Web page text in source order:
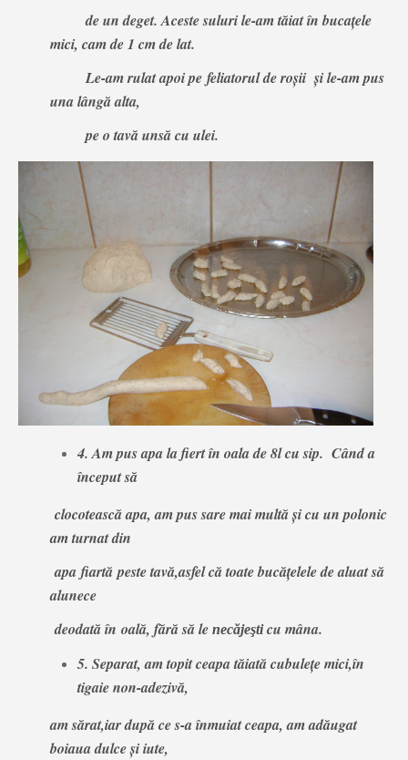
de un deget.Aceste suluri le-am tăiatîn bucaţele
mici, cam de 1 cm de lat.
Le-am rulat apoi pe feliatorulde roşii şi le-am pus
una lângă alta,
pe o tavă unsă cu ulei.
4. Am pus apa la fiert în oala de 8l cu sip. Când a
început să
clocotească apa, am pus sare mai multăşi cu un polonic
am turnat din
apa fiartă pestetavă,asfel că toate bucăţelele de aluat să
alunece
deodată în oală, fărăsă lenecăjeşticu mâna.
5. Separat, am topit ceapa tăiată cubuleţe mici,în
tigaie non-adezivă,
am sărat,iar după ce s-a înmuiat ceapa, am adăugat
boiaua dulce şi iute,